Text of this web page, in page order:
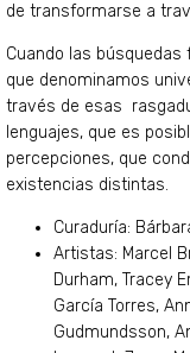
de transformarse a
Cuando las
que denominamos
través de esas
lenguajes, que es
percepciones, que
existencias distintas.
Curaduría:
Artistas: Marcel
Durham, Tracey
García Torres,
Gudmundsson,